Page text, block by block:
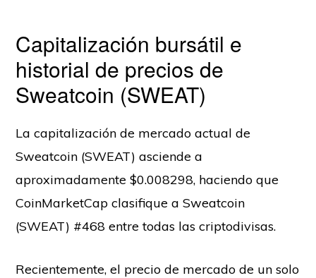
Capitalización bursátil e
historial de precios de
Sweatcoin (SWEAT)
La capitalización de mercado actual de
Sweatcoin (SWEAT) asciende a
aproximadamente $0.008298, haciendo que
CoinMarketCap clasifique a Sweatcoin
(SWEAT) #468 entre todas las criptodivisas.
Recientemente, el precio de mercado de un solo